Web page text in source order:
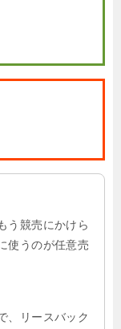
う競売にかけら
使うのが任意売
、リースバック